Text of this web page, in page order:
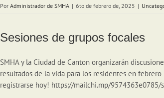
PorAdministrador de SMHA | 6to de febrero de, 2025 |
Sesiones de grupos focales
SMHA y la Ciudad de Canton organizarán
resultados de la vida para los residentes en febrero
registrarse hoy! https://mailchi.mp/